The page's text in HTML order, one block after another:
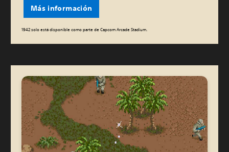
Más información
1942 solo está disponible como parte de Capcom Arcade Stadium.